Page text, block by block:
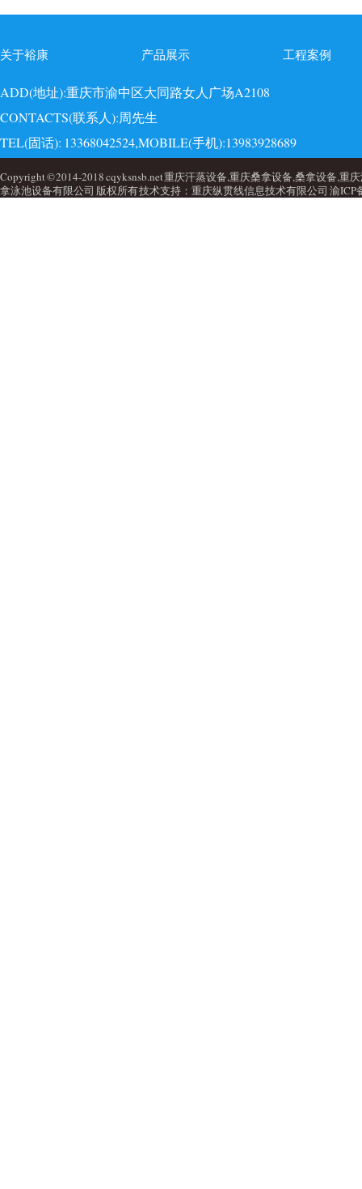
关于裕康 产品展示 工程案例
ADD(地址):重庆市渝中区大同路女人广场A2108
CONTACTS(联系人):周先生
TEL(固话): 13368042524,MOBILE(手机):13983928689
Copyright © 2014-2018 cqyksnsb.net 重庆汗蒸设备,重庆桑拿设备,桑拿设备,重
拿泳池设备有限公司 版权所有 技术支持：重庆纵贯线信息技术有限公司 渝ICP